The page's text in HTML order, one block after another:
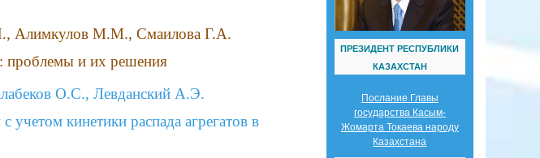
Алимкулов М.М., Смаилова Г.А.
проблемы и их решения
О.С., Левданский А.Э.
учетом кинетики распада агрегатов в
ПРЕЗИДЕНТ РЕСПУБЛИКИ
КАЗАХСТАН
Послание Главы
государства Касым-
Жомарта Токаева народу
Казахстана